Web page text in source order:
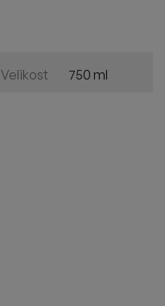
Velikost 750 ml